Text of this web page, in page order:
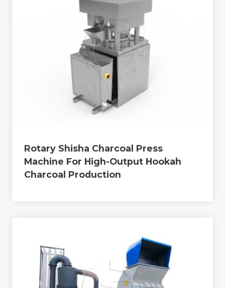
Rotary Shisha Charcoal Press
Machine For High-Output Hookah
Charcoal Production